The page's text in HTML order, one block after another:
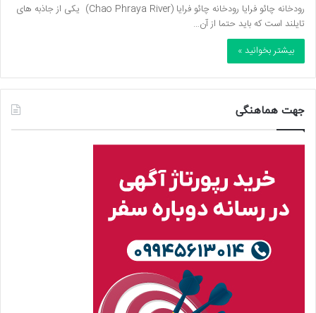
رودخانه چائو فرایا رودخانه چائو فرایا (Chao Phraya River) یکی از جاذبه های
تایلند است که باید حتما از آن…
بیشتر بخوانید »
جهت هماهنگی